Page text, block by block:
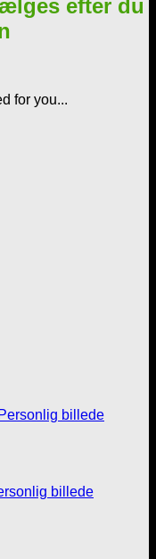
efter du
for you...
billede